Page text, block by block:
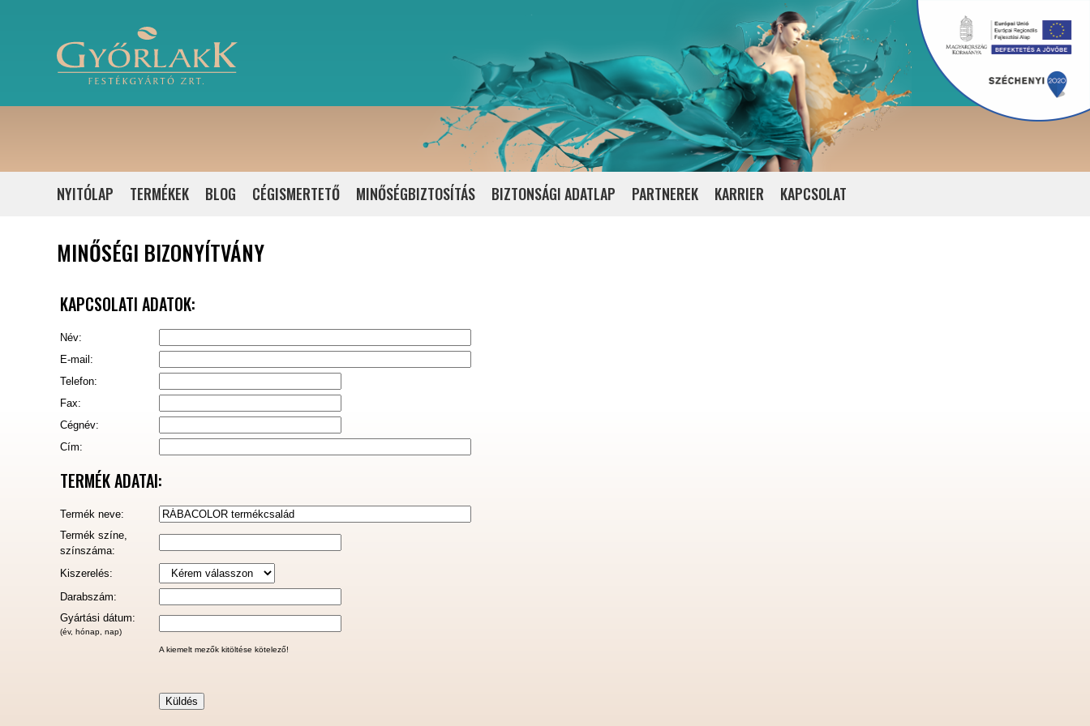
NYITÓLAP TERMÉKEK BLOG CÉGISMERTETŐ MINŐSÉGBIZTOSÍTÁS BIZTONSÁGI ADATLAP PARTNEREK KARRIER KAPCSOLAT
MINŐSÉGI BIZONYÍTVÁNY
KAPCSOLATI ADATOK:
Név:
E-mail:
Telefon:
Fax:
Cégnév:
Cím:
TERMÉK ADATAI:
Termék neve:
Termék színe,
színszáma:
Kiszerelés:
Darabszám:
Gyártási dátum:
(év, hónap, nap)
A kiemelt mezők kitöltése kötelező!